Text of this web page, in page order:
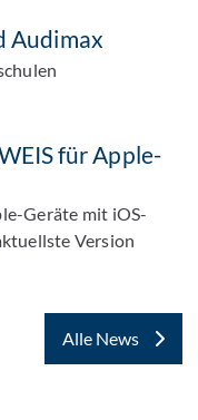
Audimax
für Apple-
Geräte mit iOS-
Version
Alle News